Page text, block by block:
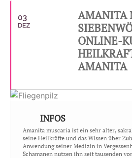
03
DEZ
AMANITA
ONLINE-
AMANITA
INFOS
Amanita muscaria ist ein sehr alter,
seine Heilkräfte und das Wissen über
Anwendung seiner Medizin in
Schamanen nutzen ihn seit tausenden